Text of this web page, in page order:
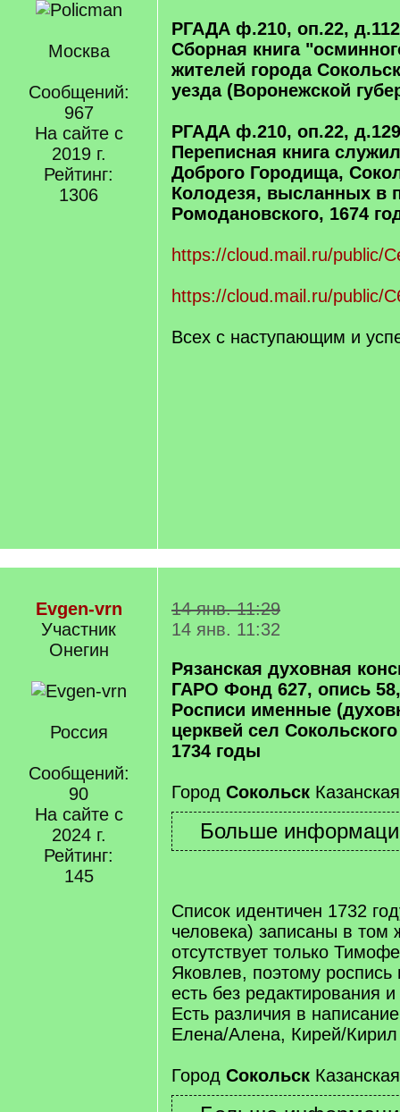
Москва
Сообщений:
967
На сайте с
2019 г.
Рейтинг:
1306
РГАДА ф.210, оп.22, д.112
Сборная книга
жителей города
уезда (Воронежской
РГАДА ф.210, оп.22, д.129
Переписная книга
Доброго Городища,
Колодезя, высланных в
Ромодановского, 1674
https://cloud.mail.ru/public/
https://cloud.mail.ru/public/
Всех с наступающим и
Evgen-vrn
Участник
Онегин
Россия
Сообщений:
90
На сайте с
2024 г.
Рейтинг:
145
14 янв. 11:29
14 янв. 11:32
Рязанская духовная
ГАРО Фонд 627, опись
Росписи именные
церквей сел
1734 годы
Город Сокольск
Список идентичен 1732
человека) записаны в том
отсутствует только
Яковлев, поэтому роспись
есть без редактирования
Есть различия в
Елена/Алена, Кирей/Кирил
Город Сокольск